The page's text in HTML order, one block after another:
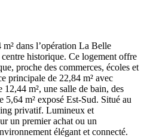
dans l’opération La Belle
historique. Ce logement offre
proche des commerces, écoles et
principale de 22,84 m² avec
m², une salle de bain, des
5,64 m² exposé Est-Sud. Situé au
privatif. Lumineux et
un premier achat ou un
élégant et connecté.